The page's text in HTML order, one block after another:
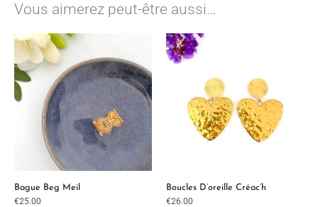
Vous aimerez peut-être aussi…
Bague Beg Meil
€25.00
Boucles D’oreille Créac’h
€26.00